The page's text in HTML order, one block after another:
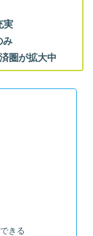
実
み
圏が拡大中
きる